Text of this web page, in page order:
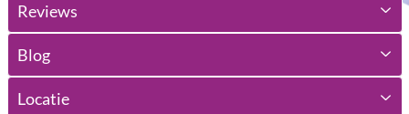
Reviews
Blog
Locatie